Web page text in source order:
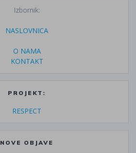
Izbornik:
NASLOVNICA
O NAMA
KONTAKT
PROJEKT:
RESPECT
NOVE OBJAVE